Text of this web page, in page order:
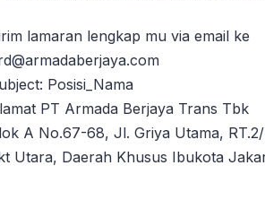
lamaran lengkap mu via email ke
Posisi_Nama
PT Armada Berjaya Trans Tbk
A No.67-68, Jl. Griya Utama,
Utara, Daerah Khusus Ibukota